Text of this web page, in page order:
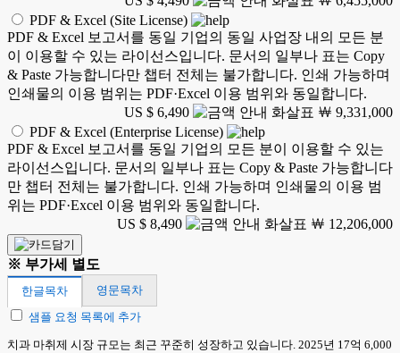
PDF & Excel (Site License)
PDF & Excel 보고서를 동일 기업의 동일 사업장 내의 모든 분
이 이용할 수 있는 라이선스입니다. 문서의 일부나 표는 Copy
& Paste 가능합니다만 챕터 전체는 불가합니다. 인쇄 가능하며
인쇄물의 이용 범위는 PDF·Excel 이용 범위와 동일합니다.
US $ 6,490
￦ 9,331,000
PDF & Excel (Enterprise License)
PDF & Excel 보고서를 동일 기업의 모든 분이 이용할 수 있는
라이선스입니다. 문서의 일부나 표는 Copy & Paste 가능합니다
만 챕터 전체는 불가합니다. 인쇄 가능하며 인쇄물의 이용 범
위는 PDF·Excel 이용 범위와 동일합니다.
US $ 8,490
￦ 12,206,000
※ 부가세 별도
한글목차
영문목차
샘플 요청 목록에 추가
치과 마취제 시장 규모는 최근 꾸준히 성장하고 있습니다. 2025년 17억 6,000